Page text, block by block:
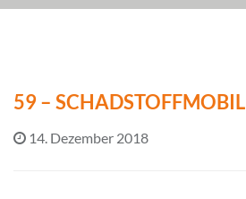
59 – SCHADSTOFFMOBIL
14. Dezember 2018